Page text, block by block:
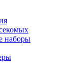
наборы